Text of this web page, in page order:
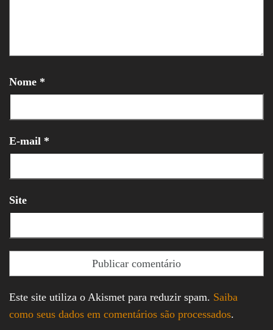
Nome *
E-mail *
Site
Este site utiliza o Akismet para reduzir spam. Saiba
como seus dados em comentários são processados.